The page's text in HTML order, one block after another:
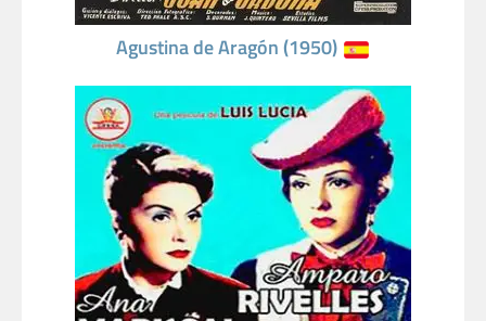
Agustina de Aragón (1950)